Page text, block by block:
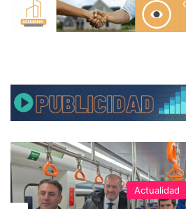
Actualidad